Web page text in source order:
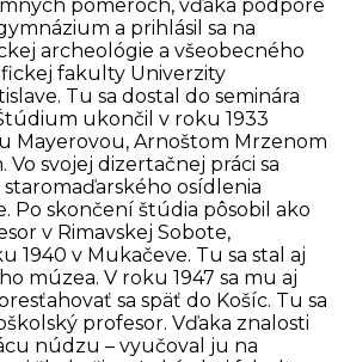
pomeroch, vďaka podpore
a prihlásil sa na
archeológie a všeobecného
fakulty Univerzity
Tu sa dostal do seminára
ukončil v roku 1933
Mayerovou, Arnoštom Mrzenom
Vo svojej dizertačnej práci sa
osídlenia
Po skončení štúdia pôsobil ako
v Rimavskej Sobote,
1940 v Mukačeve. Tu sa stal aj
múzea. V roku 1947 sa mu aj
sa späť do Košíc. Tu sa
profesor. Vďaka znalosti
núdzu – vyučoval ju na